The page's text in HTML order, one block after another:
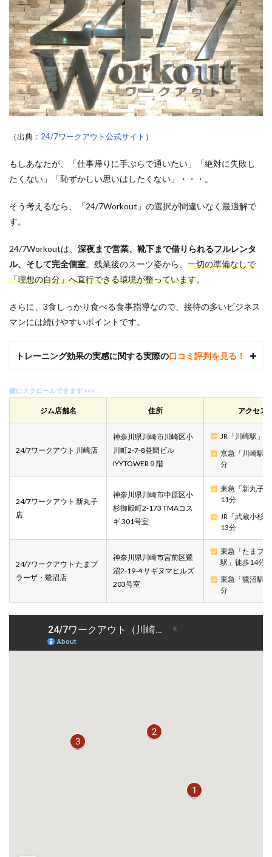
（出典： 24/7ワークアウト公式サイト ）
もしあなたが、「仕事帰りに手ぶらで通いたい」「絶対に失敗し
たくない」「恥ずかしい思いはしたくない」・・・。
そう考えるなら、「24/7Workout」の選択が間違いなく最適解で
す。
24/7Workoutは、 深夜まで営業、靴下まで借りられるフルレンタ
ル、そして完全個室。残業後のスーツ姿から、 一切の準備なしで
「理想の自分」へ直行できる環境が整っています。
さらに、3食しっかり食べる食事指導なので、接待の多いビジネス
マンには続けやすいポイントです。
トレーニング効果の実感に関する実際の口コミ評判を見る！
ジム店舗名 住所 アクセス
24/7ワークアウト 川崎店
神奈川県川崎市川崎区小
川町2-7-8昼間ビル
IYYTOWER９階
JR「川崎駅」
京急「川崎駅
分
24/7ワークアウト 新丸子
店
神奈川県川崎市中原区小
杉御殿町2-173 TMAコス
ギ 301号室
東急「新丸子
11分
JR「武蔵小杉
13分
24/7ワークアウト たまプ
ラーザ・鷺沼店
神奈川県川崎市宮前区鷺
沼2-19-4 サギヌマヒルズ
203号室
東急「たまプ
駅」徒歩14分
東急「鷺沼駅
分